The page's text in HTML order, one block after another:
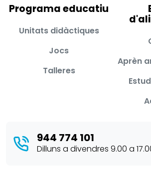
Programa educatiu
Unitats didàctiques
Jocs
Talleres
Aprèn
944 774 101
Dilluns a divendres 9.00 a